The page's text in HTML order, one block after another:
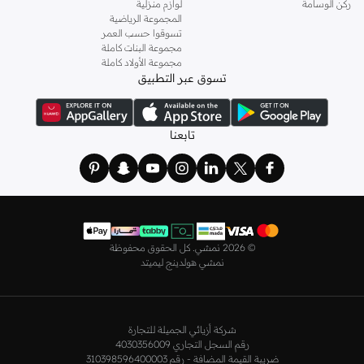
! اختاري من مجموعتنا قطعًا أنثوية مثل
، أو اقتني العبوات الاقتصادية التي تحتوي على كافة القطع الأساسية.
مريحة، بما في ذلك قمصان النوم والبيجامات من علامات
نعومي
وغيرها.
استعدي لأجواء الصيف مع مجموعتنا من ملابس السباحة التي تضم كل ما تحتاجينه،
مستلزمات الشاطئ أو المسبح.
من علامات رائدة مثلتمبرلاندو لاكوست وغانتوجيوردانووغيرها، لتكون دائمًا في أبهى
صورة سواء كنت متوجهاً إلى عملك أو تقضي عطلة نهاية الأسبوع برفقة أصدقائك
ستجد لدينا في مجموعة التيشيرتات والقمصان كل ما تحتاجه مع مجموعة متنوعة من
وفي نزهاتك مع أصدقائك. واطلع على الكنزات والهوديز و
وألوان متعددة لتكون بكامل أناقتك في كافة المناسبات.
ركن الوسامة
لوازم منزلية
المجموعة الرياضية
تسوقوا حسب العمر
مجموعة البنات كاملة
مجموعة الأولاد كاملة
تسوق عبر التطبيق
تابعنا
© 2026 نمشي. كل الحقوق محفوظة
نمشي هولدينج ليميتد
شركة أزيائي الجميلة للتجارة
رقم السجل التجاري 4030356009
ضريبة القيمة المضافة - رقم 310398596400003